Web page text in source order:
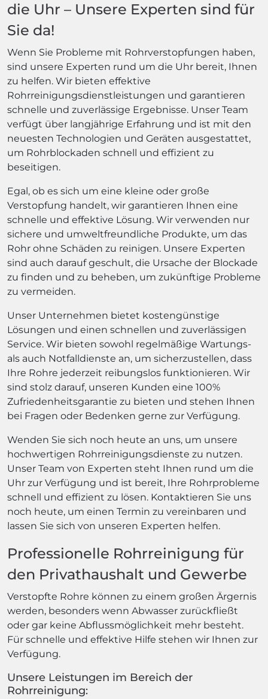
die Uhr – Unsere Experten sind für
Sie da!
Wenn Sie Probleme mit Rohrverstopfungen haben,
sind unsere Experten rund um die Uhr bereit, Ihnen
zu helfen. Wir bieten effektive
Rohrreinigungsdienstleistungen und garantieren
schnelle und zuverlässige Ergebnisse. Unser Team
verfügt über langjährige Erfahrung und ist mit den
neuesten Technologien und Geräten ausgestattet,
um Rohrblockaden schnell und effizient zu
beseitigen.
Egal, ob es sich um eine kleine oder große
Verstopfung handelt, wir garantieren Ihnen eine
schnelle und effektive Lösung. Wir verwenden nur
sichere und umweltfreundliche Produkte, um das
Rohr ohne Schäden zu reinigen. Unsere Experten
sind auch darauf geschult, die Ursache der Blockade
zu finden und zu beheben, um zukünftige Probleme
zu vermeiden.
Unser Unternehmen bietet kostengünstige
Lösungen und einen schnellen und zuverlässigen
Service. Wir bieten sowohl regelmäßige Wartungs-
als auch Notfalldienste an, um sicherzustellen, dass
Ihre Rohre jederzeit reibungslos funktionieren. Wir
sind stolz darauf, unseren Kunden eine 100%
Zufriedenheitsgarantie zu bieten und stehen Ihnen
bei Fragen oder Bedenken gerne zur Verfügung.
Wenden Sie sich noch heute an uns, um unsere
hochwertigen Rohrreinigungsdienste zu nutzen.
Unser Team von Experten steht Ihnen rund um die
Uhr zur Verfügung und ist bereit, Ihre Rohrprobleme
schnell und effizient zu lösen. Kontaktieren Sie uns
noch heute, um einen Termin zu vereinbaren und
lassen Sie sich von unseren Experten helfen.
Professionelle Rohrreinigung für
den Privathaushalt und Gewerbe
Verstopfte Rohre können zu einem großen Ärgernis
werden, besonders wenn Abwasser zurückfließt
oder gar keine Abflussmöglichkeit mehr besteht.
Für schnelle und effektive Hilfe stehen wir Ihnen zur
Verfügung.
Unsere Leistungen im Bereich der
Rohrreinigung: